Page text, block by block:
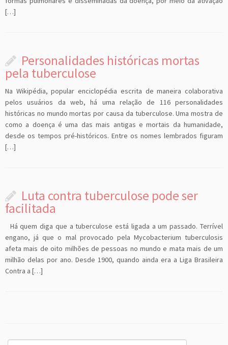
[…]
Personalidades históricas mortas
pela tuberculose
Na Wikipédia, popular enciclopédia escrita de maneira colaborativa
pelos usuários da web, há uma relação de 116 personalidades
históricas no mundo mortas por causa da tuberculose. Uma mostra de
como a doença é uma das mais antigas e mortais da humanidade,
desde os tempos pré-históricos. Entre os nomes lembrados figuram
[…]
Luta contra tuberculose pode ser
facilitada
Há quem diga que a tuberculose está ligada a um passado. Terrível
engano, já que o mal provocado pela Mycobacterium tuberculosis
afeta mais de oito milhões de pessoas no mundo e mata mais de um
milhão delas por ano. Desde 1900, quando ainda era a Liga Brasileira
Contra a […]